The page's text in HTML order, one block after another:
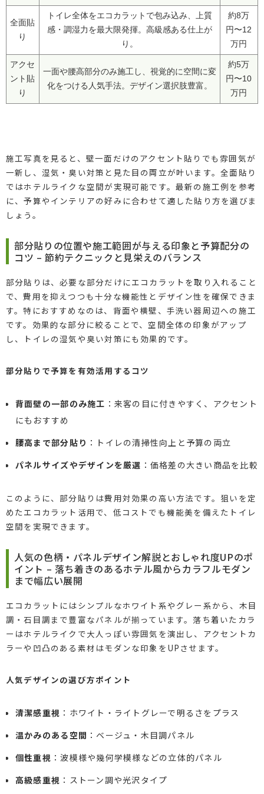
全面貼
り
トイレ全体をエコカラットで包み込み、上質
感・調湿力を最大限発揮。高級感ある仕上が
り。
約8万
円〜12
万円
アクセ
ント貼
り
一面や腰高部分のみ施工し、視覚的に空間に変
化をつける人気手法。デザイン選択肢豊富。
約5万
円〜10
万円
施工写真を見ると、壁一面だけのアクセント貼りでも雰囲気が
一新し、湿気・臭い対策と見た目の両立が叶います。全面貼り
ではホテルライクな空間が実現可能です。最新の施工例を参考
に、予算やインテリアの好みに合わせて適した貼り方を選びま
しょう。
部分貼りの位置や施工範囲が与える印象と予算配分の
コツ – 節約テクニックと見栄えのバランス
部分貼りは、必要な部分だけにエコカラットを取り入れること
で、費用を抑えつつも十分な機能性とデザイン性を確保できま
す。特におすすめなのは、背面や横壁、手洗い器周辺への施工
です。効果的な部分に絞ることで、空間全体の印象がアップ
し、トイレの湿気や臭い対策にも効果的です。
部分貼りで予算を有効活用するコツ
背面壁の一部のみ施工 ：来客の目に付きやすく、アクセント
にもおすすめ
腰高まで部分貼り ：トイレの清掃性向上と予算の両立
パネルサイズやデザインを厳選 ：価格差の大きい商品を比較
このように、部分貼りは費用対効果の高い方法です。狙いを定
めたエコカラット活用で、低コストでも機能美を備えたトイレ
空間を実現できます。
人気の色柄・パネルデザイン解説とおしゃれ度UPのポ
イント – 落ち着きのあるホテル風からカラフルモダン
まで幅広い展開
エコカラットにはシンプルなホワイト系やグレー系から、木目
調・石目調まで豊富なパネルが揃っています。落ち着いたカラ
ーはホテルライクで大人っぽい雰囲気を演出し、アクセントカ
ラーや凹凸のある素材はモダンな印象をUPさせます。
人気デザインの選び方ポイント
清潔感重視 ：ホワイト・ライトグレーで明るさをプラス
温かみのある空間 ：ベージュ・木目調パネル
個性重視 ：波模様や幾何学模様などの立体的パネル
高級感重視 ：ストーン調や光沢タイプ